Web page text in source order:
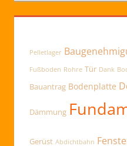
Pelletlager
Fußboden Rohre Tür Dank
Bauantrag Bodenplatte
Dämmung
Gerüst Abdichtbahn